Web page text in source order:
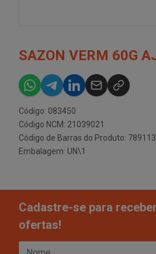
SAZON VERM 60G
Código: 083450
Código NCM: 21039021
Código de Barras do Produto:
Embalagem: UN\1
Cadastre-se para
ofertas!